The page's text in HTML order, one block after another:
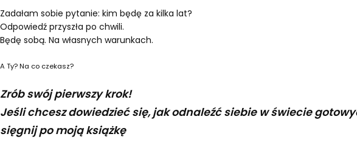
Zadałam sobie pytanie: kim będę za kilka lat?
Odpowiedź przyszła po chwili.
Będę sobą. Na własnych warunkach.
A Ty? Na co czekasz?
Zrób swój pierwszy krok!
Jeśli chcesz dowiedzieć się, jak odnaleźć siebie w świecie
sięgnij po moją książkę